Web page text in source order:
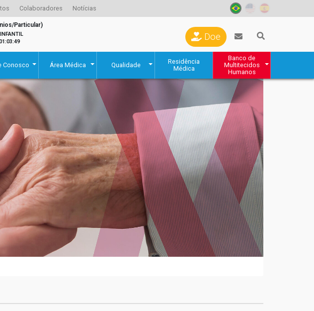
Colaboradores Notícias
Particular)
Doe
Conosco Área Médica Qualidade
Residência
Médica
Banco de
Multitecidos
Humanos